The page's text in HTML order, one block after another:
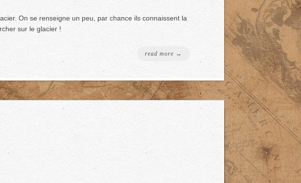
On se renseigne un peu, par chance ils connaissent la
sur le glacier !
read more →